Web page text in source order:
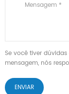
Se você tiver
mensagem, nós